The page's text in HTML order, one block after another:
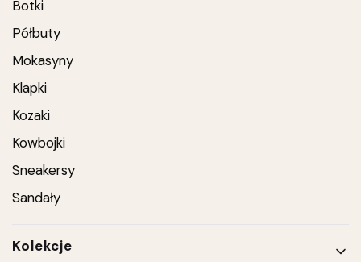
Botki
Półbuty
Mokasyny
Klapki
Kozaki
Kowbojki
Sneakersy
Sandały
Kolekcje